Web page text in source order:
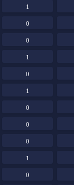
1
0
0
1
0
1
0
0
0
1
0